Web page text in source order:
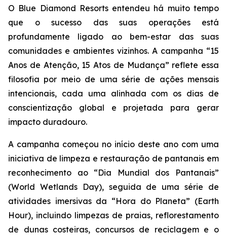
O Blue Diamond Resorts entendeu há muito tempo
que o sucesso das suas operações está
profundamente ligado ao bem-estar das suas
comunidades e ambientes vizinhos. A campanha “15
Anos de Atenção, 15 Atos de Mudança” reflete essa
filosofia por meio de uma série de ações mensais
intencionais, cada uma alinhada com os dias de
conscientização global e projetada para gerar
impacto duradouro.
A campanha começou no início deste ano com uma
iniciativa de limpeza e restauração de pantanais em
reconhecimento ao “Dia Mundial dos Pantanais”
(World Wetlands Day), seguida de uma série de
atividades imersivas da “Hora do Planeta” (Earth
Hour), incluindo limpezas de praias, reflorestamento
de dunas costeiras, concursos de reciclagem e o